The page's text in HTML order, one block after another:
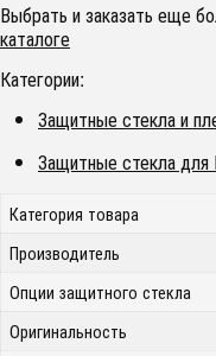
Выбрать и заказать еще
каталоге
Категории:
Защитные стекла и
Защитные стекла
Категория товара
Производитель
Опции защитного стекла
Оригинальность